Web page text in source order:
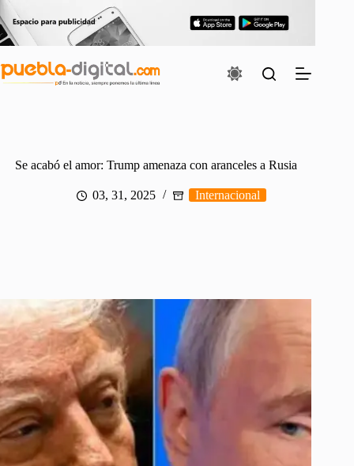
al
contenido
Se acabó el amor: Trump amenaza con aranceles a Rusia
03, 31, 2025 Internacional